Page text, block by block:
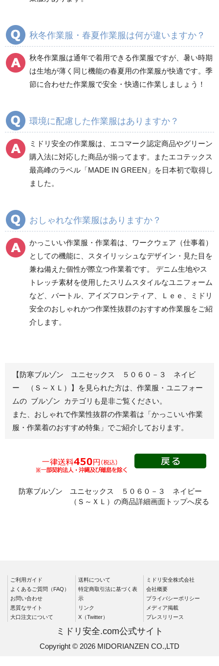
秋冬長袖
食品産業用長袖
食品産業用半袖
秋冬長袖
ワークパンツ
春夏ワークパンツ作業
ズボン
秋冬ワークパンツ作業
ズボン
ツ
クリーンウェアワーク
パンツ
カーゴパンツ
春夏カーゴパンツ作業
ズボン
ズボン
レディース作業着
ブルゾン
春夏半袖
ジャンパー
秋冬長袖
春夏半袖
スモック
秋冬長袖
クリーンウェ
ワークパンツ
春夏
食品産業用
クリーンウェ
シャツ
秋冬作業服・春夏作業服は何が違いますか？
秋冬作業服は通年で着用できる作業服ですが、暑い時期
は生地が薄く同じ機能の春夏用の作業服が快適です。季
節に合わせた作業服で安全・快適に作業しましょう！
環境に配慮した作業服はありますか？
ミドリ安全の作業服は、エコマーク認定商品やグリーン
購入法に対応した商品が揃ってます。またエコテックス
最高峰のラベル「MADE IN GREEN」を日本初で取得し
ました。
おしゃれな作業服はありますか？
かっこいい作業服・作業着は、ワークウェア（仕事着）
としての機能に、スタイリッシュなデザイン・見た目を
兼ね備えた個性が際立つ作業着です。 デニム生地やス
トレッチ素材を使用したスリムスタイルなユニフォーム
など、バートル、アイズフロンティア、Ｌｅｅ、ミドリ
安全のおしゃれかつ作業性抜群のおすすめ作業服をご紹
介します。
【防寒ブルゾン ユニセックス ５０６０－３ ネイビ
ー （Ｓ～ＸＬ）】を見られた方は、作業服・ユニフォー
ムの ブルゾン カテゴリも是非ご覧ください。
また、おしゃれで作業性抜群の作業着は 「かっこいい作業
服・作業着のおすすめ特集」 でご紹介しております。
防寒ブルゾン ユニセックス ５０６０－３ ネイビー
（Ｓ～ＸＬ）の商品詳細画面トップへ戻る
ご利用ガイド
よくあるご質問（FAQ）
お問い合わせ
悪質なサイト
大口注文について
送料について
特定商取引法に基づく表
示
リンク
X（Twitter）
ミドリ安全株式会社
会社概要
プライバシーポリシー
メディア掲載
プレスリリース
ミドリ安全.com公式サイト
Copyright © 2026 MIDORIANZEN CO.,LTD